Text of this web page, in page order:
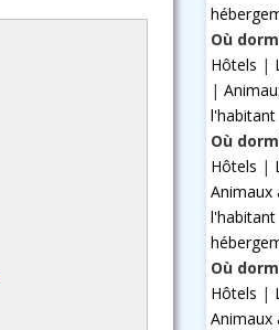
Où
Hôtels |
|
l'habitant
Où
Hôtels |
Animaux
l'habitant
Où
Hôtels |
Animaux